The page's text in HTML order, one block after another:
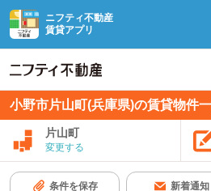
ニフティ不動産
賃貸アプリ
小野市片山町(兵庫県)の賃貸物件
片山町
変更する
条件を保存 新着通知